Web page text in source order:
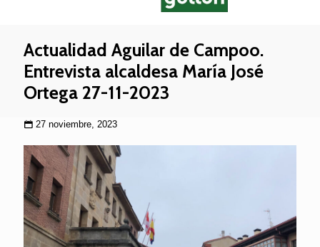
Actualidad Aguilar de Campoo.
Entrevista alcaldesa María José
Ortega 27-11-2023
27 noviembre, 2023